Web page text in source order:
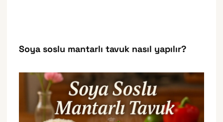
Soya soslu mantarlı tavuk nasıl yapılır?